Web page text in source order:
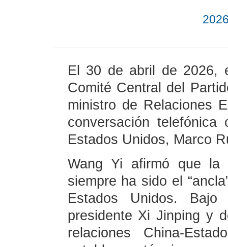
El 30 de abril de 2026,
Comité Central del
ministro de Relaciones
conversación
Estados Unidos, Marco
Wang Yi afirmó que la
siempre ha sido el
Estados Unidos.
presidente Xi Jinping y
relaciones China-